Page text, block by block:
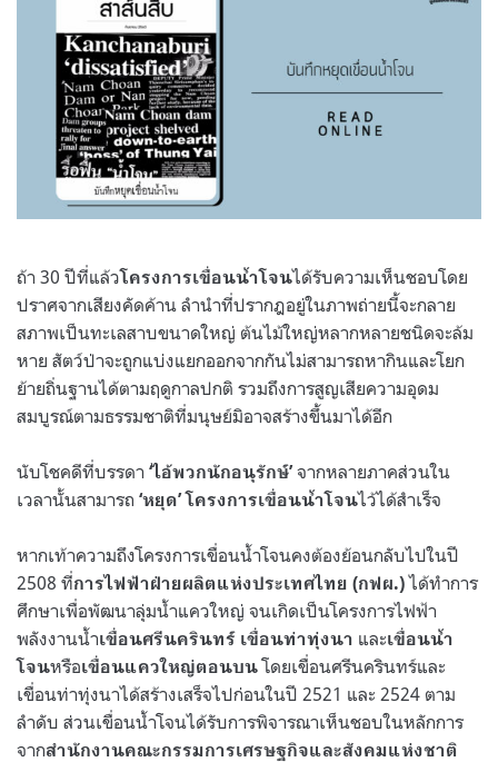
ถ้า 30 ปีที่แล้วโครงการเขื่อนน้ำโจนได้รับความเห็นชอบโดย
ปราศจากเสียงคัดค้าน ลำนำที่ปรากฎอยู่ในภาพถ่ายนี้จะกลาย
สภาพเป็นทะเลสาบขนาดใหญ่ ต้นไม้ใหญ่หลากหลายชนิดจะล้ม
หาย สัตว์ป่าจะถูกแบ่งแยกออกจากกันไม่สามารถหากินและโยก
ย้ายถิ่นฐานได้ตามฤดูกาลปกติ รวมถึงการสูญเสียความอุดม
สมบูรณ์ตามธรรมชาติที่มนุษย์มิอาจสร้างขึ้นมาได้อีก
นับโชคดีที่บรรดา ‘ไอ้พวกนักอนุรักษ์’จากหลายภาคส่วนใน
เวลานั้นสามารถ ‘หยุด’ โครงการเขื่อนน้ำโจนไว้ได้สำเร็จ
หากเท้าความถึงโครงการเขื่อนน้ำโจนคงต้องย้อนกลับไปในปี
2508 ที่การไฟฟ้าฝ่ายผลิตแห่งประเทศไทย (กฟผ.)ได้ทำการ
ศึกษาเพื่อพัฒนาลุ่มน้ำแควใหญ่ จนเกิดเป็นโครงการไฟฟ้า
พลังงานน้ำเขื่อนศรีนครินทร์ เขื่อนท่าทุ่งนา และเขื่อนน้ำ
โจนหรือเขื่อนแควใหญ่ตอนบนโดยเขื่อนศรีนครินทร์และ
เขื่อนท่าทุ่งนาได้สร้างเสร็จไปก่อนในปี 2521 และ 2524 ตาม
ลำดับ ส่วนเขื่อนน้ำโจนได้รับการพิจารณาเห็นชอบในหลักการ
จากสำนักงานคณะกรรมการเศรษฐกิจและสังคมแห่งชาติ